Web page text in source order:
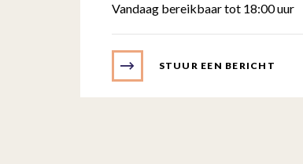
Vandaag bereikbaar tot 18:00 uur
STUUR EEN BERICHT